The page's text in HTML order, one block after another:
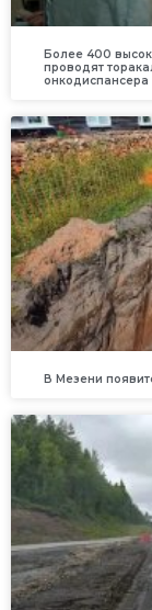
Более 400
проводят
онкодиспансера
В Мезени